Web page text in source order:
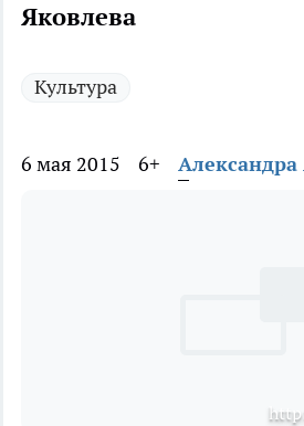
Яковлева
Культура
6 мая 2015 6+ Александра